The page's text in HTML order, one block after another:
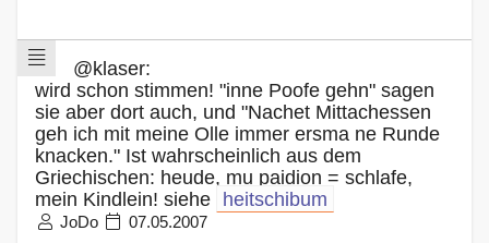
@klaser:
wird schon stimmen! "inne Poofe gehn" sagen
sie aber dort auch, und "Nachet Mittachessen
geh ich mit meine Olle immer ersma ne Runde
knacken." Ist wahrscheinlich aus dem
Griechischen: heude, mu paidion = schlafe,
mein Kindlein! siehe heitschibum
JoDo 07.05.2007